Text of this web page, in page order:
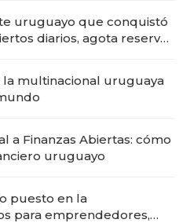
uruguayo que conquistó
diarios, agota reservas
la multinacional uruguaya
a Finanzas Abiertas: cómo
uruguayo
puesto en la
para emprendedores,